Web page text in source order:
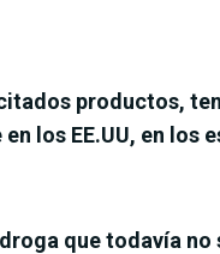
productos,
los EE.UU, en los
que todavía no